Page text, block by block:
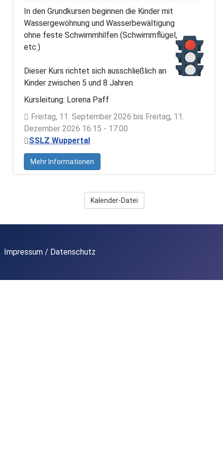
In den Grundkursen beginnen die Kinder mit
Wassergewöhnung und Wasserbewältigung
ohne feste Schwimmhilfen (Schwimmflügel,
etc.)
Dieser Kurs richtet sich ausschließlich an
Kinder zwischen 5 und 8 Jahren.
Kursleitung: Lorena Paff
Freitag, 11. September 2026 bis Freitag, 11.
Dezember 2026 16:15 - 17:00
SSLZ Wuppertal
Mehr Informationen
Kalender-Datei
Impressum / Datenschutz